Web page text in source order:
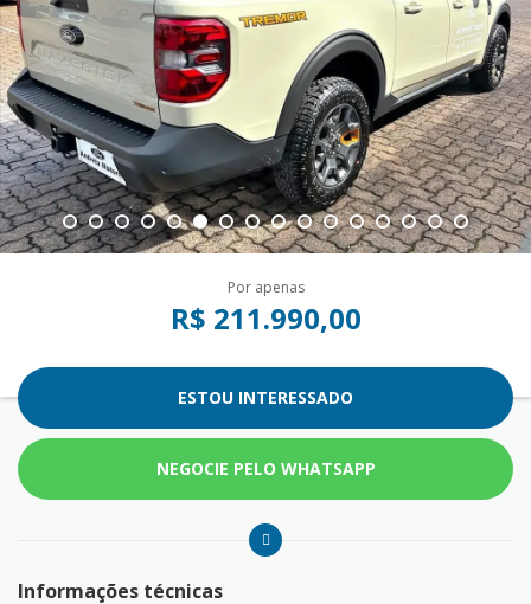
Por apenas
R$ 211.990,00
ESTOU INTERESSADO
NEGOCIE PELO WHATSAPP
Informações técnicas